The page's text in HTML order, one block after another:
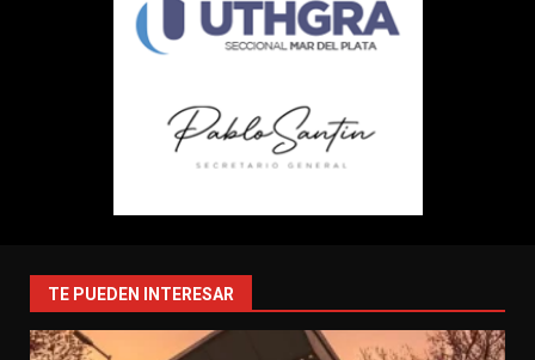
TE PUEDEN INTERESAR